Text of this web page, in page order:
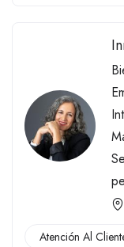
Atención Al